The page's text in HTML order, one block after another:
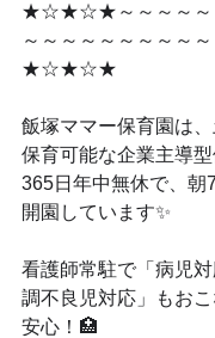
★☆★☆★～～～～～
～～～～～～～～～～
★☆★☆★
飯塚ママー保育園は
保育可能な企業主導
365日年中無休で、朝
開園しています✨
看護師常駐で「病児
調不良児対応」もお
安心！🏥